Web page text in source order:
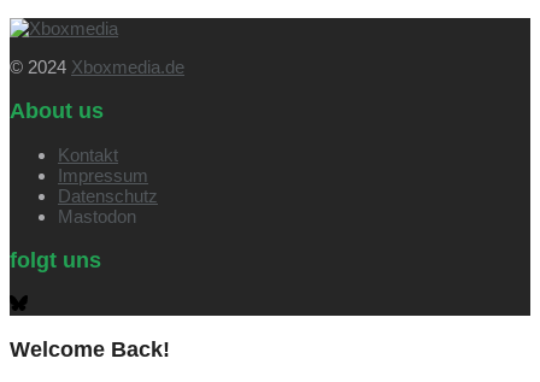
© 2024 Xboxmedia.de
About us
Kontakt
Impressum
Datenschutz
Mastodon
folgt uns
Welcome Back!